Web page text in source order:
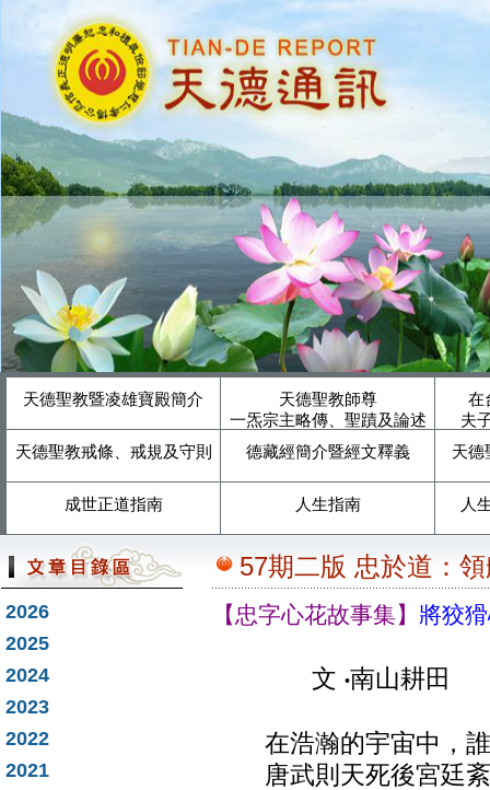
天德聖教暨凌雄寶殿簡介
天德聖教師尊
一炁宗主略傳、聖蹟及論述
在
夫
天德聖教戒條、戒規及守則
德藏經簡介暨經文釋義 天德
成世正道指南 人生指南 人
2026
2025
2024
2023
2022
2021
57期二版 忠於道：
【忠字心花故事集】 將狡
文 ‧南山耕田
在浩瀚的宇宙中，誰
唐武則天死後宮廷紊